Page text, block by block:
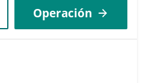
Operación